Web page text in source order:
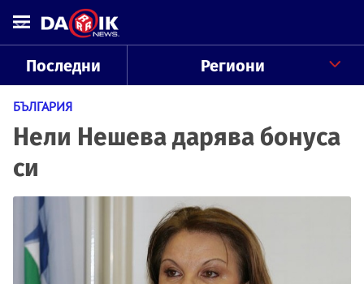
Последни Региони
БЪЛГАРИЯ
Нели Нешева дарява бонуса
си